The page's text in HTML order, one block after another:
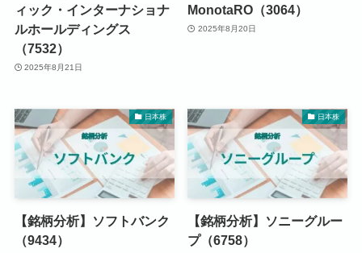
ィック・インターナショナ
ルホールディングス
（7532）
2025年8月21日
MonotaRO（3064）
2025年8月20日
日本株
【銘柄分析】ソフトバンク
（9434）
日本株
【銘柄分析】ソニーグルー
プ（6758）